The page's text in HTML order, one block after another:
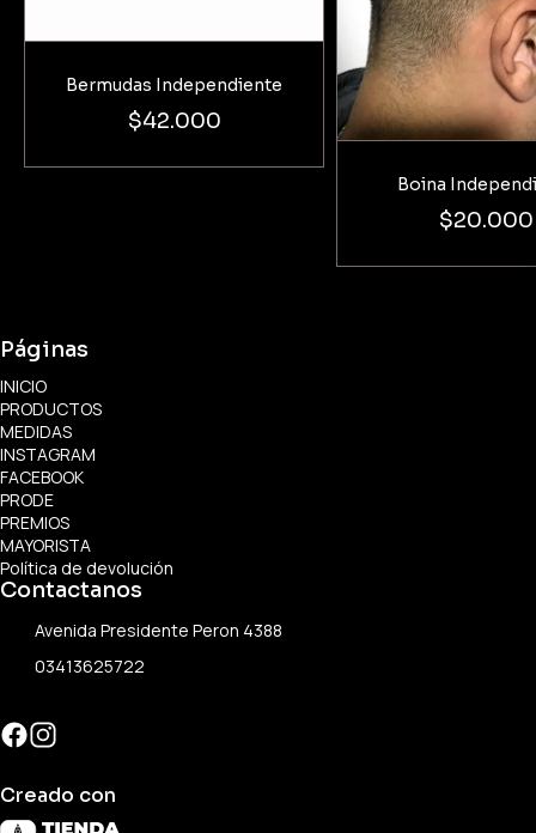
Bermudas Independiente
$42.000
Boina
$20.000
Páginas
INICIO
PRODUCTOS
MEDIDAS
INSTAGRAM
FACEBOOK
PRODE
PREMIOS
MAYORISTA
Política de devolución
Contactanos
Avenida Presidente Peron 4388
03413625722
Creado con